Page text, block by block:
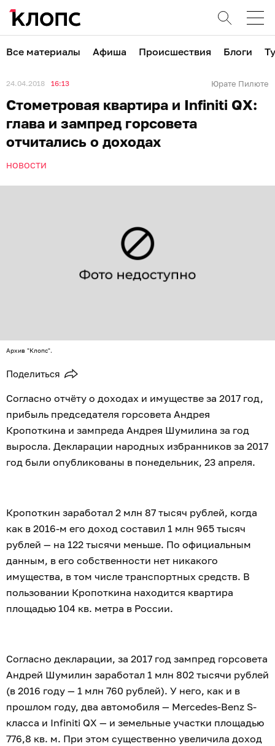
Все материалы Афиша Происшествия Блоги
24.04.2018 16:13 Юрате Пилюте
Стометровая квартира и Infiniti QX:
глава и зампред горсовета
отчитались о доходах
НОВОСТИ
Архив "Клопс".
Поделиться
Согласно отчёту о доходах и имуществе за 2017 год,
прибыль председателя горсовета Андрея
Кропоткина и зампреда Андрея Шумилина за год
выросла. Декларации народных избранников за 2017
год были опубликованы в понедельник, 23 апреля.
Кропоткин заработал 2 млн 87 тысяч рублей, когда
как в 2016-м его доход составил 1 млн 965 тысяч
рублей — на 122 тысячи меньше. По официальным
данным, в его собственности нет никакого
имущества, в том числе транспортных средств. В
пользовании Кропоткина находится квартира
площадью 104 кв. метра в России.
Согласно декларации, за 2017 год зампред горсовета
Андрей Шумилин заработал 1 млн 802 тысячи рублей
(в 2016 году — 1 млн 760 рублей). У него, как и в
прошлом году, два автомобиля — Mercedes-Benz S-
класса и Infiniti QX — и земельные участки площадью
776,8 кв. м. При этом существенно увеличила доход